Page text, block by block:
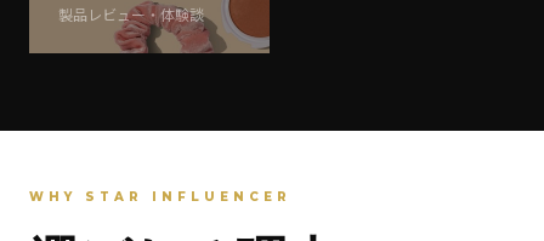
製品レビュー・体験談
WHY STAR INFLUENCER